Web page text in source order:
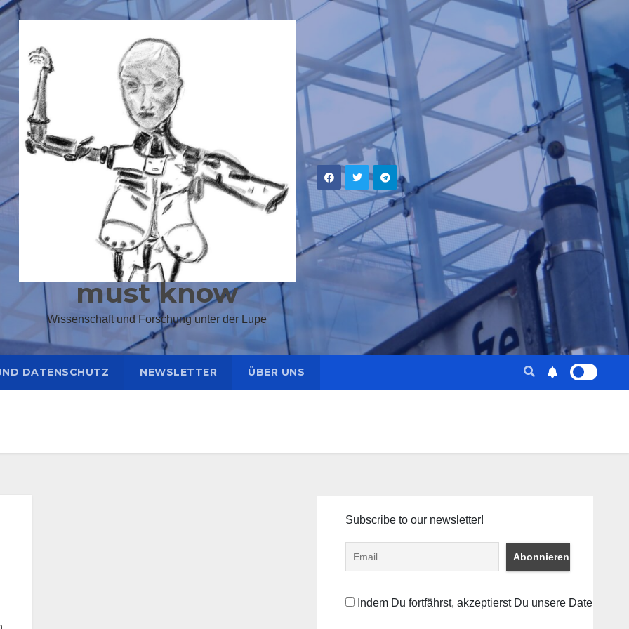
must know
Wissenschaft und Forschung unter der Lupe
DATENSCHUTZ NEWSLETTER ÜBER UNS
Subscribe to our newsletter!
Indem Du fortfährst, akzeptierst Du unsere